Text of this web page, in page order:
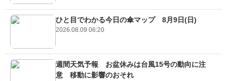
ひと目でわかる今日の傘マップ 8月9日(日)
2026.08.09 06:20
週間天気予報 お盆休みは台風15号の動向に注
意 移動に影響のおそれ